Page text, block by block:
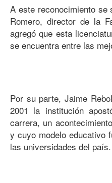
A este reconocimiento se
Romero, director de la
agregó que esta
se encuentra entre las
Por su parte, Jaime
2001 la institución
carrera, un
y cuyo modelo educativo
las universidades del país.